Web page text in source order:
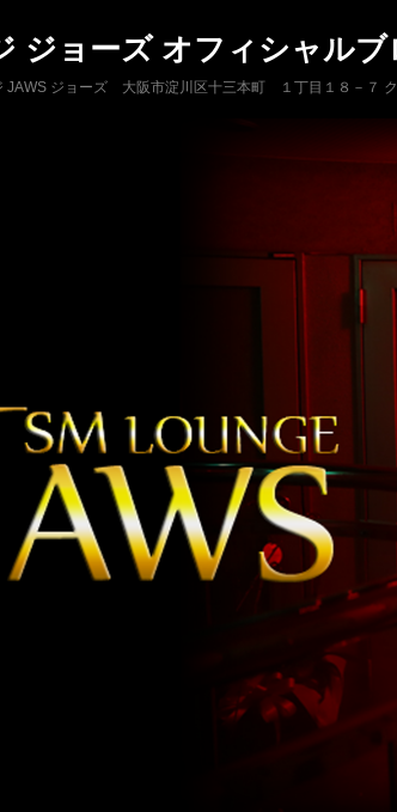
ジョーズ オフィシャルブ
ジョーズ 大阪市淀川区十三本町 １丁目１８－７